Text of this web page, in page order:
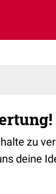
zu
deine